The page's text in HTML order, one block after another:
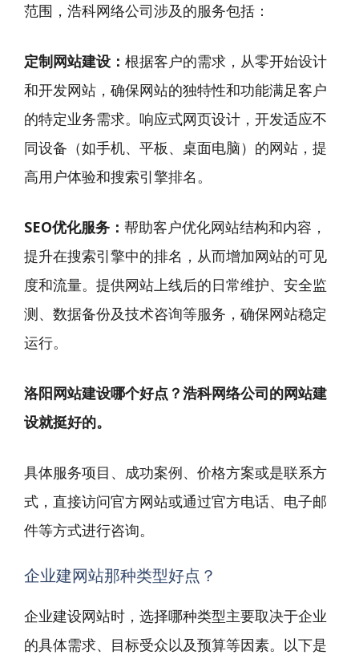
范围，浩科网络公司涉及的服务包括：
定制网站建设： 根据客户的需求，从零开始设计
和开发网站，确保网站的独特性和功能满足客户
的特定业务需求。响应式网页设计，开发适应不
同设备（如手机、平板、桌面电脑）的网站，提
高用户体验和搜索引擎排名。
SEO优化服务： 帮助客户优化网站结构和内容，
提升在搜索引擎中的排名，从而增加网站的可见
度和流量。提供网站上线后的日常维护、安全监
测、数据备份及技术咨询等服务，确保网站稳定
运行。
洛阳网站建设哪个好点？浩科网络公司的网站建
设就挺好的。
具体服务项目、成功案例、价格方案或是联系方
式，直接访问官方网站或通过官方电话、电子邮
件等方式进行咨询。
企业建网站那种类型好点？
企业建设网站时，选择哪种类型主要取决于企业
的具体需求、目标受众以及预算等因素。以下是